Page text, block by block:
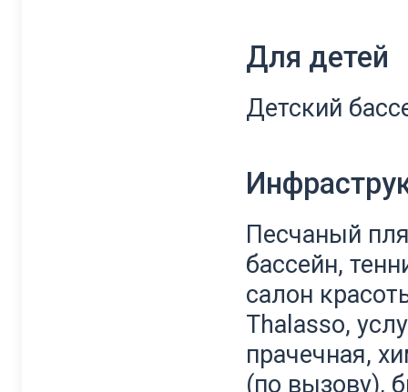
Для детей
Детский
Песчаный
бассейн,
салон
Thalasso,
прачечная,
(по вызову),